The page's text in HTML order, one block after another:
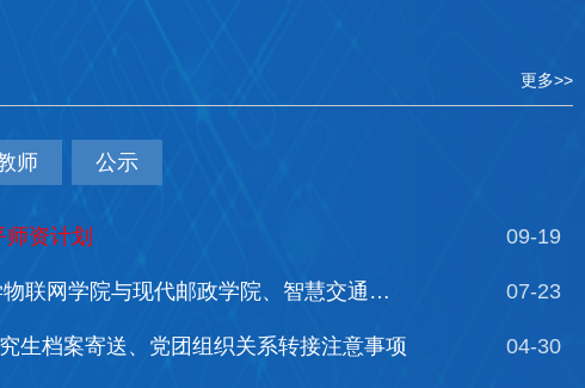
更多>>
师 公示
资计划 09-19
关于举办南京邮电大学物联网学院与现代邮政学院、智慧交通学院2026年全国优秀大学生暑期夏令营（线上）的通知 07-23
生档案寄送、党团组织关系转接注意事项 04-30